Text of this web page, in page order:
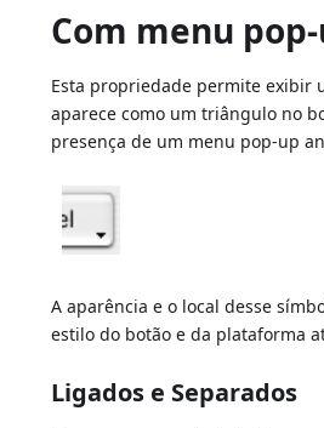
Com menu
Esta propriedade permite exibir
aparece como um triângulo no
presença de um menu pop-up
A aparência e o local desse
estilo do botão e da plataforma
Ligados e Separados